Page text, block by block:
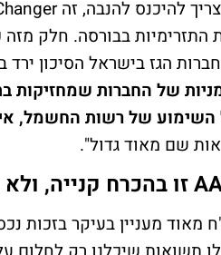
התזרימיות בבורסה. חלק
הגז בישראל הסיכון
של החברות שמחזיקות
השימוע של רשות החשמל,
שם מאוד גדול".